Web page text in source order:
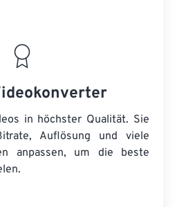
in höchster Qualität. Sie
Auflösung und viele
anpassen, um die beste